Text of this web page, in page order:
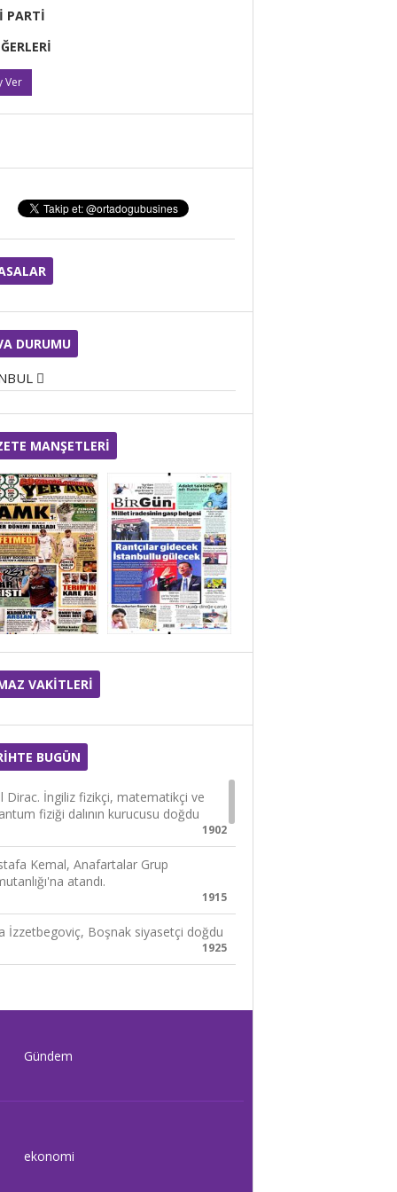
Cengiz Halil ÇİÇEK
Dönmesinin Görünmeyen
Anatomisi
TUTMANIN ANAHTARI
PARTİ
Ver
DURUMU
MANŞETLERİ
VAKİTLERİ
BUGÜN
Dirac. İngiliz fizikçi, matematikçi ve
fiziği dalının kurucusu doğdu
1902
Kemal, Anafartalar Grup
atandı.
1915
İzzetbegoviç, Boşnak siyasetçi doğdu
1925
30 bini aşkın İstanbullu katıldı.
Hoffman, ABD'li sinema oyuncusu
Gündem
ekonomi